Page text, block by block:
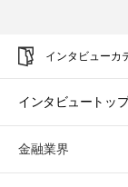
インタビューカ
インタビュートッ
金融業界